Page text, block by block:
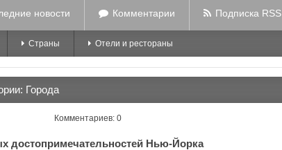
новости Комментарии Подписка RSS
Страны Отели и рестораны
Города
Комментариев: 0
достопримечательностей Нью-Йорка